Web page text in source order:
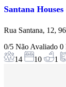
Santana
Rua Santana, 12,
0/5 Não Avaliado 0
14
10 1